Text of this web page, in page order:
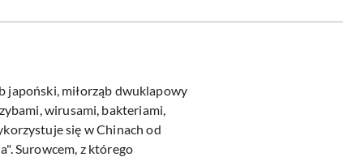
japoński, miłorząb dwuklapowy
wirusami, bakteriami,
się w Chinach od
Surowcem, z którego